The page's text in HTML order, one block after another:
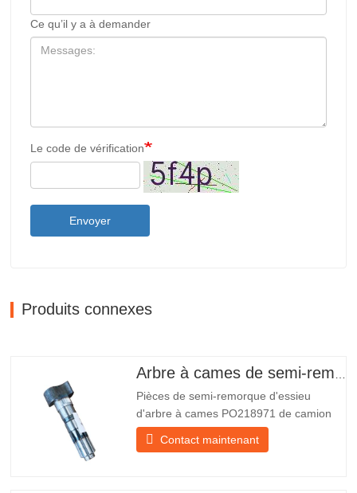
Ce qu’il y a à demander
Le code de vérification
Envoyer
Produits connexes
Pièces de semi-remorque d'essieu
d'arbre à cames PO218971 de camion
chinois à vendre Caractéristiques Produit
Pièces de rechange pour remorque
Contact maintenant